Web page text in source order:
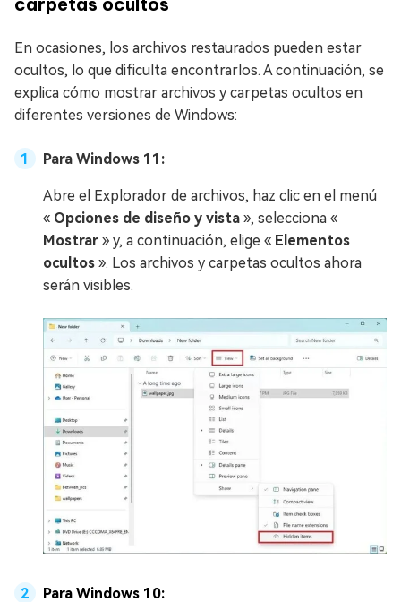
En ocasiones, los archivos restaurados pueden estar
ocultos, lo que dificulta encontrarlos. A continuación, se
explica cómo mostrar archivos y carpetas ocultos en
diferentes versiones de Windows:
Para Windows 11:
Abre el Explorador de archivos, haz clic en el menú
« Opciones de diseño y vista », selecciona «
Mostrar » y, a continuación, elige « Elementos
ocultos ». Los archivos y carpetas ocultos ahora
serán visibles.
Para Windows 10: